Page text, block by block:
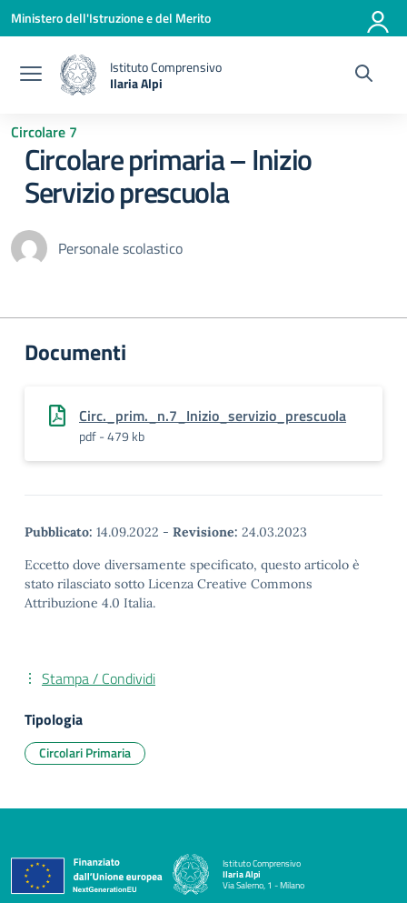
Vai ai contenuti
Vai al menu di navigazione
Vai al footer
Ministero dell'Istruzione e del Merito
Istituto Comprensivo
Ilaria Alpi
Circolare 7
Circolare primaria – Inizio
Servizio prescuola
Personale scolastico
Documenti
Circ._prim._n.7_Inizio_servizio_prescuola
pdf - 479 kb
Pubblicato: 14.09.2022 - Revisione: 24.03.2023
Eccetto dove diversamente specificato, questo articolo è
stato rilasciato sotto Licenza Creative Commons
Attribuzione 4.0 Italia.
Stampa / Condividi
Tipologia
Circolari Primaria
Istituto Comprensivo
Ilaria Alpi
Via Salerno, 1 - Milano
— Visita la pagina iniziale della scuola